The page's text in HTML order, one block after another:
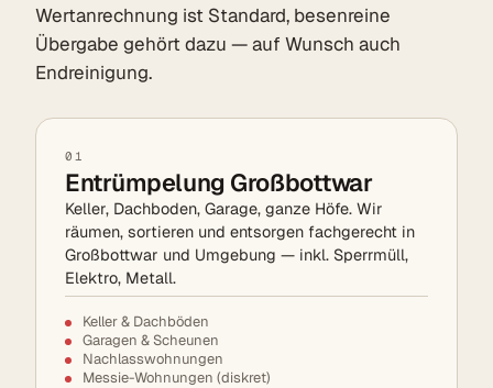
Wertanrechnung ist Standard, besenreine
Übergabe gehört dazu — auf Wunsch auch
Endreinigung.
01
Entrümpelung Großbottwar
Keller, Dachboden, Garage, ganze Höfe. Wir
räumen, sortieren und entsorgen fachgerecht in
Großbottwar und Umgebung — inkl. Sperrmüll,
Elektro, Metall.
Keller & Dachböden
Garagen & Scheunen
Nachlasswohnungen
Messie-Wohnungen (diskret)